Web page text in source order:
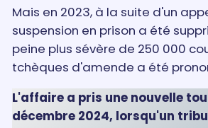
Mais en 2023, à la suite d'un
suspension en prison a été
peine plus sévère de 250 000
tchèques d'amende a été
L'affaire a pris une nouvelle
décembre 2024, lorsqu'un